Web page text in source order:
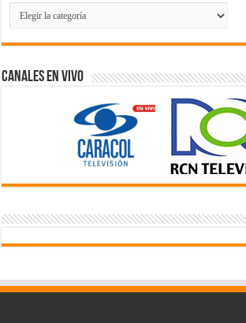
Lista
de
Videos
Canales En Vivo